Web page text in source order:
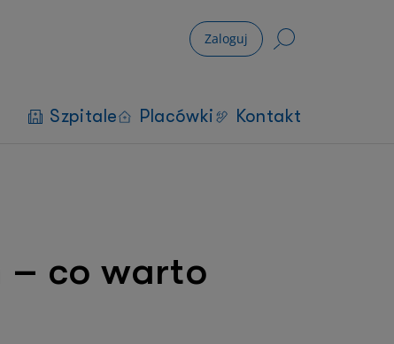
Zaloguj
Szpitale Placówki Kontakt
– co warto